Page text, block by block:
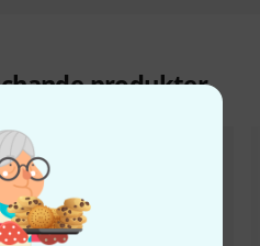
produkter